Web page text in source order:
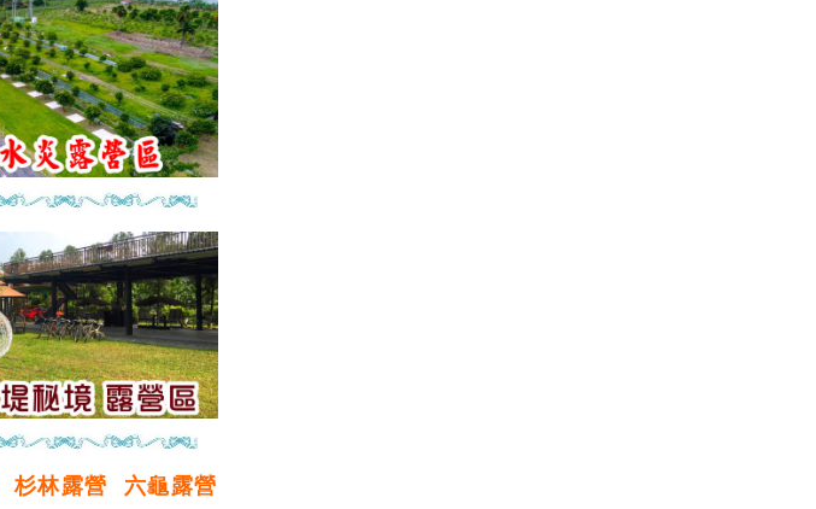
杉林露營 六龜露營